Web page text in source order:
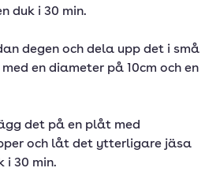
duk i 30 min.
degen och dela upp det i små
en diameter på 10cm och en
det på en plåt med
och låt det ytterligare jäsa
i 30 min.